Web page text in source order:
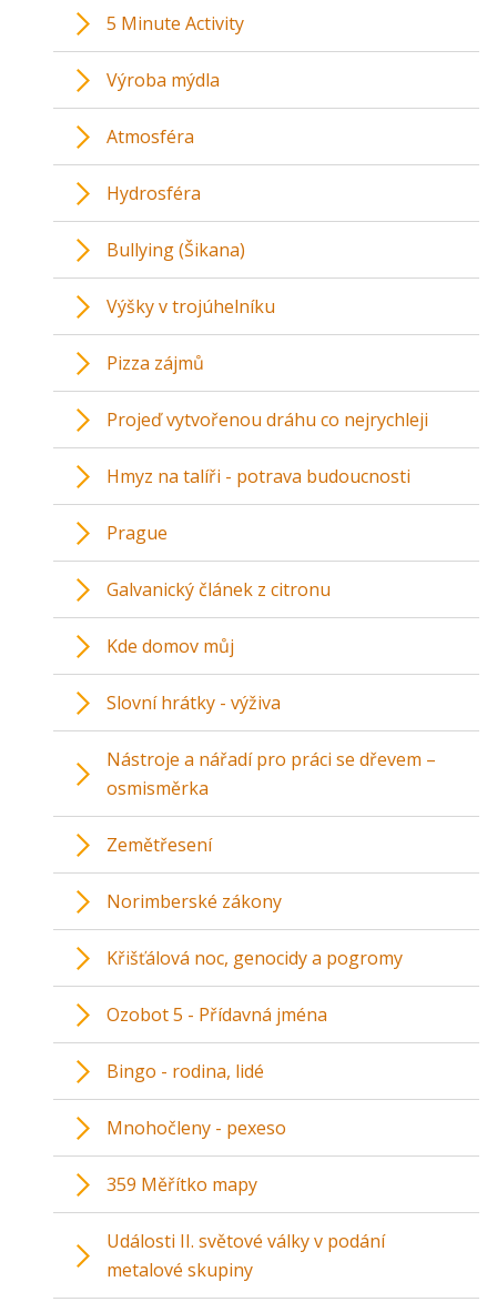
5 Minute Activity
Výroba mýdla
Atmosféra
Hydrosféra
Bullying (Šikana)
Výšky v trojúhelníku
Pizza zájmů
Projeď vytvořenou dráhu co nejrychleji
Hmyz na talíři - potrava budoucnosti
Prague
Galvanický článek z citronu
Kde domov můj
Slovní hrátky - výživa
Nástroje a nářadí pro práci se dřevem –
osmisměrka
Zemětřesení
Norimberské zákony
Křišťálová noc, genocidy a pogromy
Ozobot 5 - Přídavná jména
Bingo - rodina, lidé
Mnohočleny - pexeso
359 Měřítko mapy
Události II. světové války v podání
metalové skupiny